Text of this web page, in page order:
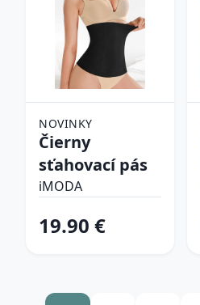
NOVINKY
Čierny
sťahovací pás
iMODA
19.90 €